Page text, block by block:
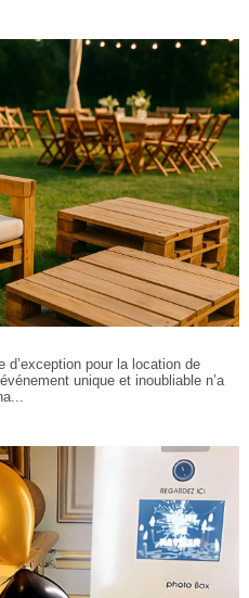
d’exception pour la location de
unique et inoubliable n’a